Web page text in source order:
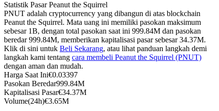
Copy Trading
Bergabunglah dengan pedagang top
Statistik Pasar Peanut the Squirrel
PNUT adalah cryptocurrency yang dibangun di atas blockchain
Peanut the Squirrel. Mata uang ini memiliki pasokan maksimum
sebesar 1B, dengan total pasokan saat ini 999.84M dan pasokan
beredar 999.84M, memberikan kapitalisasi pasar sebesar 34.37M.
Klik di sini untuk Beli Sekarang, atau lihat panduan langkah demi
langkah kami tentang cara membeli Peanut the Squirrel (PNUT)
dengan aman dan mudah.
Harga Saat Ini€0.03397
Pasokan Beredar999.84M
Kapitalisasi Pasar€34.37M
Volume(24h)€3.65M